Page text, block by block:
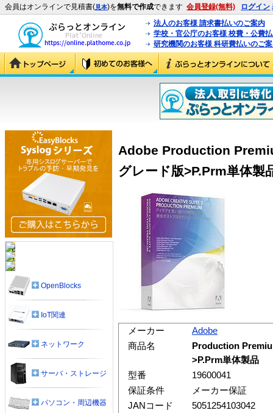
会員はオンラインで見積書(見本)を無料で作成できます 会員登録(無料) ログイン
法人のお客様 請求書払いのご案内
学校・官公庁のお客様 校費・公費
研究機関のお客様 科研費払いのご
Adobe Production
グレード版>P.Prm単体製
メーカー
Adobe
商品名
Production
>P.Prm単体製品
型番
19600041
保証条件
メーカー保証
JANコード
5051254103042
OpenBlocks
IoT関連
ネットワーク
サーバ・ストレージ
パソコン・周辺機器